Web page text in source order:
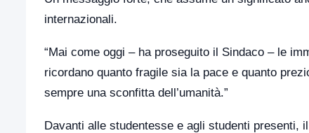
internazionali.
“Mai come oggi – ha proseguito il Sindaco – le
ricordano quanto fragile sia la pace e quanto
sempre una sconfitta dell’umanità.”
Davanti alle studentesse e agli studenti presenti,